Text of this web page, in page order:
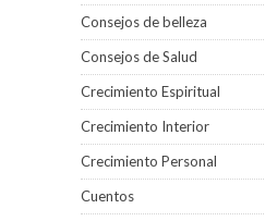
Consejos de belleza
Consejos de Salud
Crecimiento Espiritual
Crecimiento Interior
Crecimiento Personal
Cuentos